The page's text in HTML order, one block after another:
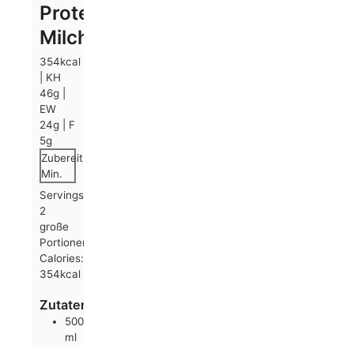
Protein-
Milchreis
354kcal
| KH
46g |
EW
24g | F
5g
Zubereitungszeit
Minuten
Min.
Servings:
2
große
Portionen
Calories:
354kcal
Zutaten:
500
ml